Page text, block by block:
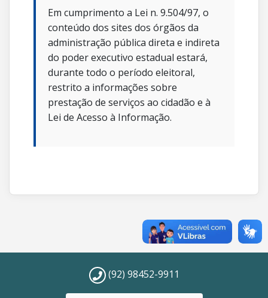
Em cumprimento a Lei n. 9.504/97, o
conteúdo dos sites dos órgãos da
administração pública direta e indireta
do poder executivo estadual estará,
durante todo o período eleitoral,
restrito a informações sobre
prestação de serviços ao cidadão e à
Lei de Acesso à Informação.
(92) 98452-9911